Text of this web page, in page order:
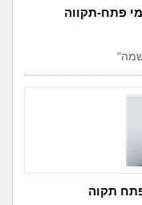
פתח-תקווה
תקוה